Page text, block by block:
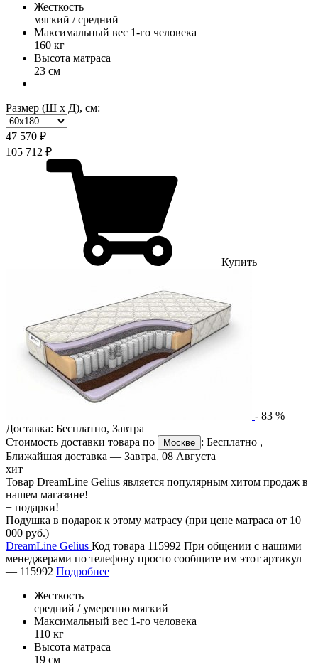
Жесткость
мягкий / средний
Максимальный вес 1-го человека
160 кг
Высота матраса
23 см
Размер (Ш х Д), см:
47 570 ₽
105 712 ₽
Купить
- 83 %
Доставка: Бесплатно, Завтра
Стоимость доставки товара по
Москве : Бесплатно ,
Ближайшая доставка — Завтра, 08 Августа
хит
Товар DreamLine Gelius является популярным хитом продаж в
нашем магазине!
+ подарки!
Подушка в подарок к этому матрасу (при цене матраса от 10
000 руб.)
DreamLine Gelius Код товара 115992 При общении с нашими
менеджерами по телефону просто сообщите им этот артикул
— 115992 Подробнее
Жесткость
средний / умеренно мягкий
Максимальный вес 1-го человека
110 кг
Высота матраса
19 см